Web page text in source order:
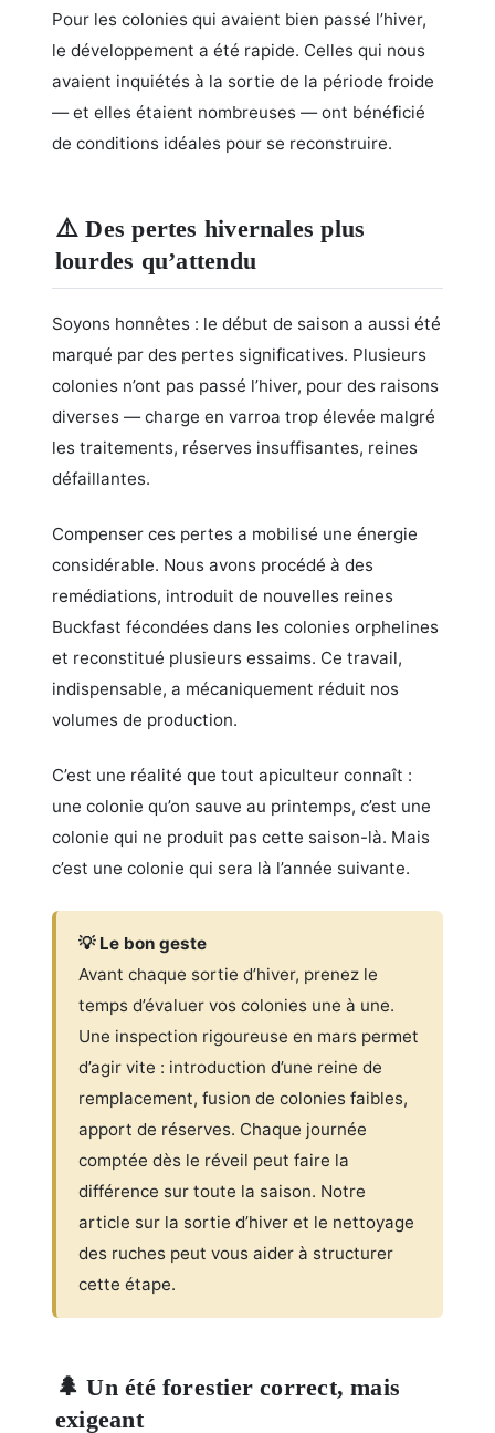
Pour les colonies qui avaient bien passé l’hiver,
le développement a été rapide. Celles qui nous
avaient inquiétés à la sortie de la période froide
— et elles étaient nombreuses — ont bénéficié
de conditions idéales pour se reconstruire.
⚠️ Des pertes hivernales plus
lourdes qu’attendu
Soyons honnêtes : le début de saison a aussi été
marqué par des pertes significatives. Plusieurs
colonies n’ont pas passé l’hiver, pour des raisons
diverses — charge en varroa trop élevée malgré
les traitements, réserves insuffisantes, reines
défaillantes.
Compenser ces pertes a mobilisé une énergie
considérable. Nous avons procédé à des
remédiations, introduit de nouvelles reines
Buckfast fécondées dans les colonies orphelines
et reconstitué plusieurs essaims. Ce travail,
indispensable, a mécaniquement réduit nos
volumes de production.
C’est une réalité que tout apiculteur connaît :
une colonie qu’on sauve au printemps, c’est une
colonie qui ne produit pas cette saison-là. Mais
c’est une colonie qui sera là l’année suivante.
💡 Le bon geste
Avant chaque sortie d’hiver, prenez le
temps d’évaluer vos colonies une à une.
Une inspection rigoureuse en mars permet
d’agir vite : introduction d’une reine de
remplacement, fusion de colonies faibles,
apport de réserves. Chaque journée
comptée dès le réveil peut faire la
différence sur toute la saison. Notre
article sur la sortie d’hiver et le nettoyage
des ruches peut vous aider à structurer
cette étape.
🌲 Un été forestier correct, mais
exigeant